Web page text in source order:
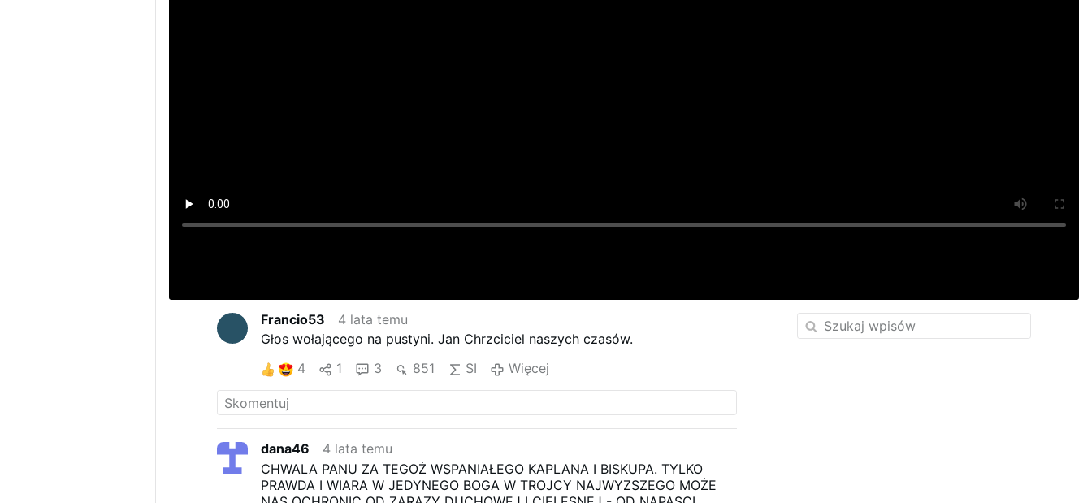
Francio53
4 lata temu
Głos wołającego na pustyni. Jan Chrzciciel naszych czasów.
4
1 3 851 SI Więcej
dana46
4 lata temu
CHWALA PANU ZA TEGOŻ WSPANIAŁEGO KAPLANA I BISKUPA. TYLKO
PRAWDA I WIARA W JEDYNEGO BOGA W TROJCY NAJWYZSZEGO MOŻE